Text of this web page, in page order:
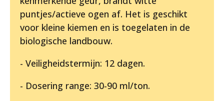
puntjes/actieve ogen af. Het is geschikt
voor kleine kiemen en is toegelaten in de
biologische landbouw.
- Veiligheidstermijn: 12 dagen.
- Dosering range: 30-90 ml/ton.